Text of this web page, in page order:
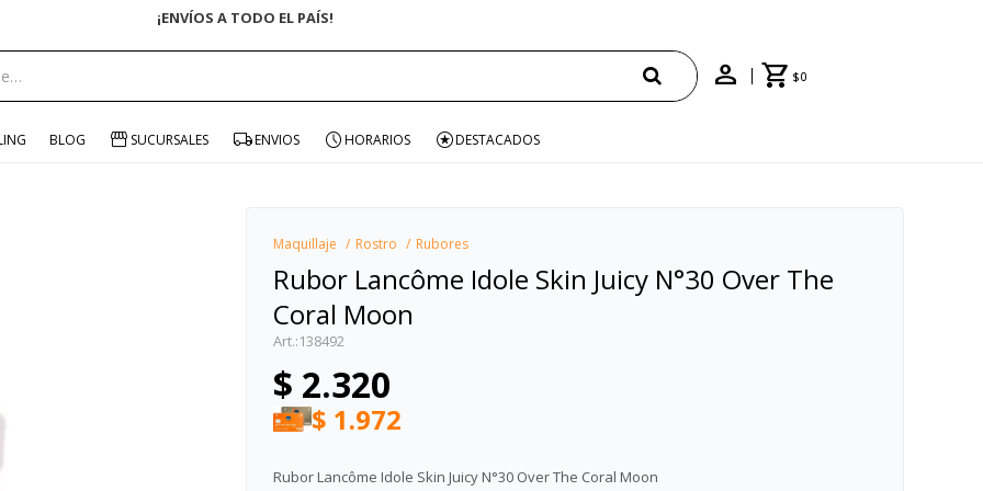
¡ENVÍOS A TODO EL PAÍS!
$0
BLOG SUCURSALES ENVIOS HORARIOS DESTACADOS
Maquillaje Rostro Rubores
Rubor Lancôme Idole Skin Juicy N°30 Over The
Coral Moon
138492
$ 2.320
$ 1.972
Rubor Lancôme Idole Skin Juicy N°30 Over The Coral Moon